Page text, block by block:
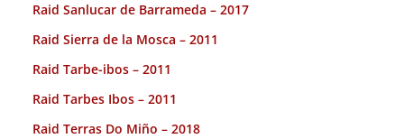
Raid Sanlucar de Barrameda – 2017
Raid Sierra de la Mosca – 2011
Raid Tarbe-ibos – 2011
Raid Tarbes Ibos – 2011
Raid Terras Do Miño – 2018